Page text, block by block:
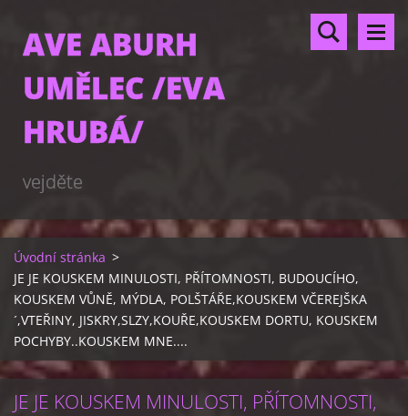
AVE ABURH
UMĚLEC /EVA
HRUBÁ/
vejděte
Úvodní stránka >
JE JE KOUSKEM MINULOSTI, PŘÍTOMNOSTI, BUDOUCÍHO,
KOUSKEM VŮNĚ, MÝDLA, POLŠTÁŘE,KOUSKEM VČEREJŠKA
´,VTEŘINY, JISKRY,SLZY,KOUŘE,KOUSKEM DORTU, KOUSKEM
POCHYBY..KOUSKEM MNE....
JE JE KOUSKEM MINULOSTI, PŘÍTOMNOSTI,